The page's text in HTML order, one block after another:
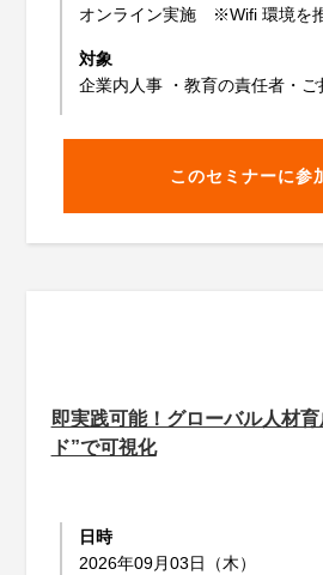
オンライン実施 ※Wifi 環境を
対象
企業内人事 ・教育の責任者・ご
このセミナーに参
即実践可能！グローバル人材
ド”で可視化
日時
2026年09月03日（木）